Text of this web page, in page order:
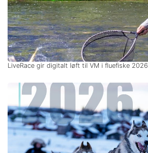
LiveRace gir digitalt løft til VM i fluefiske 2026